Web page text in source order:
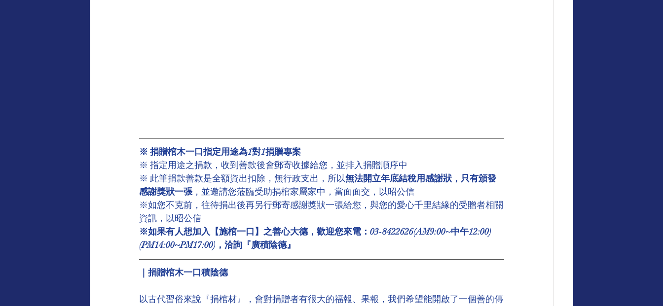
※ 捐贈棺木一口指定用途為1對1捐贈專案
※ 指定用途之捐款，收到善款後會郵寄收據給您，並排入捐贈順序中
※ 此筆捐款善款是全額資出扣除，無行政支出，所以無法開立年底結稅用感謝狀，只有頒發
感謝獎狀一張，並邀請您蒞臨受助捐棺家屬家中，當面面交，以昭公信
※如您不克前，往待捐出後再另行郵寄感謝獎狀一張給您，與您的愛心千里結緣的受贈者相關
資訊，以昭公信
※如果有人想加入【施棺一口】之善心大德，歡迎您來電：03-8422626(AM9:00~中午12:00)
(PM14:00~PM17:00)，洽詢『廣積陰德』
｜捐贈棺木一口積陰德
以古代習俗來說『捐棺材』，會對捐贈者有很大的福報、果報，我們希望能開啟了一個善的傳